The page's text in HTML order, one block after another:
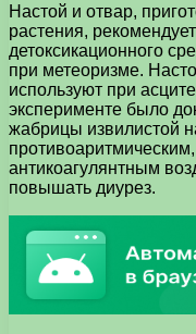
Настой и отвар,
растения,
детоксикационного
при метеоризме.
используют при
эксперименте было
жабрицы извилистой
антикоагулянтным
повышать диурез.